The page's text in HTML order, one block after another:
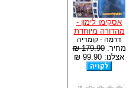
אסקימו לימון -
מהדורה מיוחדת
דרמה - קומדיה
מחיר:179.90 ₪
אצלנו: 99.90 ₪